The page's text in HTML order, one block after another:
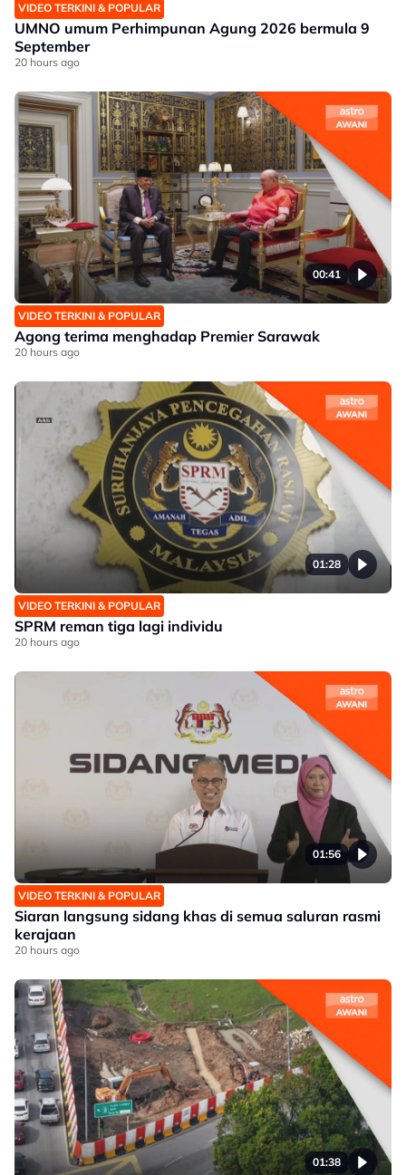
VIDEO TERKINI & POPULAR
UMNO umum Perhimpunan Agung 2026 bermula 9
September
20 hours ago
00:41
VIDEO TERKINI & POPULAR
Agong terima menghadap Premier Sarawak
20 hours ago
01:28
VIDEO TERKINI & POPULAR
SPRM reman tiga lagi individu
20 hours ago
01:56
VIDEO TERKINI & POPULAR
Siaran langsung sidang khas di semua saluran rasmi
kerajaan
20 hours ago
01:38